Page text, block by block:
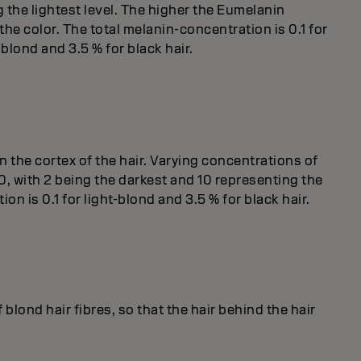
the lightest level. The higher the Eumelanin
color. The total melanin-concentration is 0.1 for
and 3.5 % for black hair.
the cortex of the hair. Varying concentrations of
with 2 being the darkest and 10 representing the
is 0.1 for light-blond and 3.5 % for black hair.
hair fibres, so that the hair behind the hair